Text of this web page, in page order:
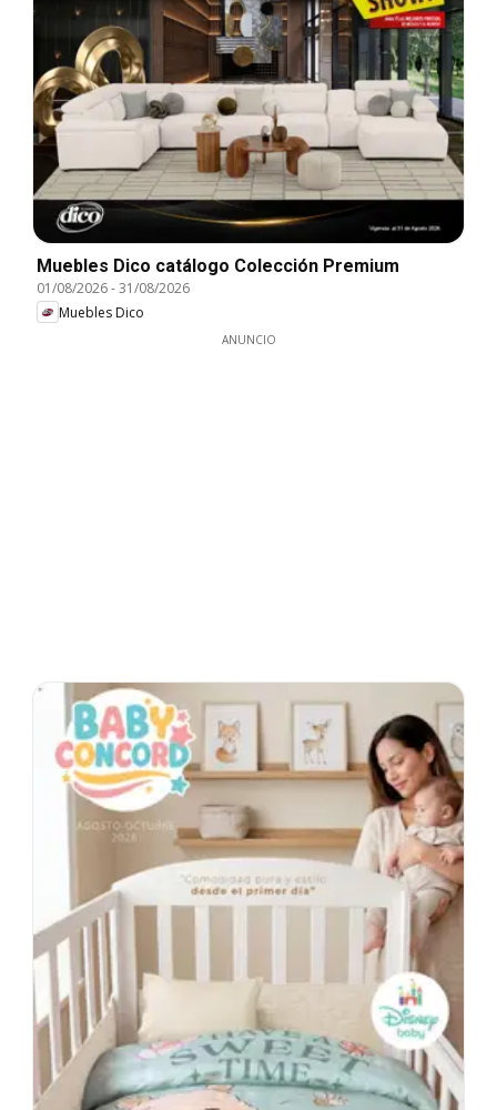
Muebles Dico catálogo Colección Premium
01/08/2026-31/08/2026
Muebles Dico
ANUNCIO